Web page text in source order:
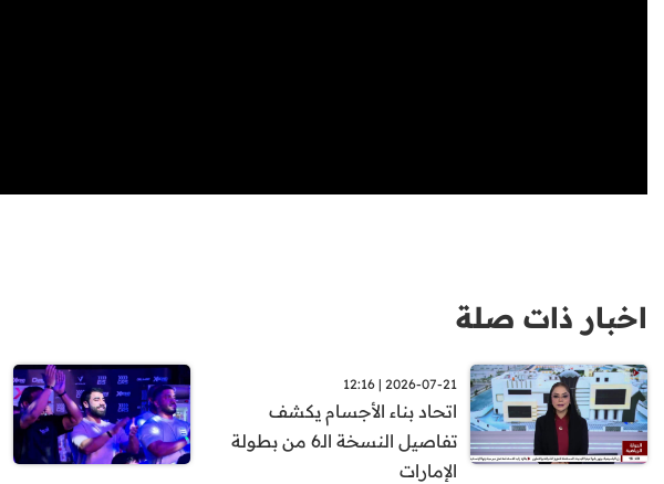
اخبار ذات صلة
2026-07-21 | 12:16
اتحاد بناء الأجسام يكشف
تفاصيل النسخة الـ6 من بطولة
الإمارات